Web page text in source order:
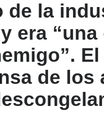
de la
era
de los